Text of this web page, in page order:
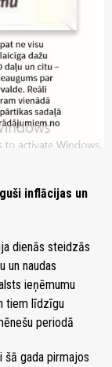
inflācijas un
dienās steidzās
un naudas
ieņēmumu
tiem līdzīgu
periodā
šā gada pirmajos